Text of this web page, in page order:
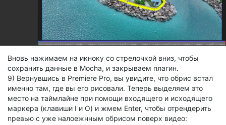
Вновь нажимаем на икноку со стрелочкой вниз, чтобы
сохранить данные в Mocha, и закрываем плагин.
9) Вернувшись в Premiere Pro, вы увидите, что обрис встал
именно там, где вы его рисовали. Теперь выделяем это
место на таймлайне при помощи входящего и исходящего
маркера (клавиши I и O) и жмем Enter, чтобы отрендерить
превью с уже налоежнным обрисом поверх видео: